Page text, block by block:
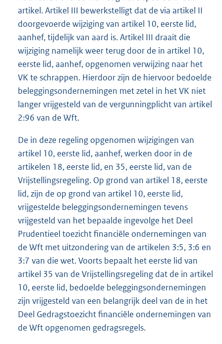
artikel. Artikel III bewerkstelligt dat de via artikel II
doorgevoerde wijziging van artikel 10, eerste lid,
aanhef, tijdelijk van aard is. Artikel III draait die
wijziging namelijk weer terug door de in artikel 10,
eerste lid, aanhef, opgenomen verwijzing naar het
VK te schrappen. Hierdoor zijn de hiervoor bedoelde
beleggingsondernemingen met zetel in het VK niet
langer vrijgesteld van de vergunningplicht van artikel
2:96 van de Wft.
De in deze regeling opgenomen wijzigingen van
artikel 10, eerste lid, aanhef, werken door in de
artikelen 18, eerste lid, en 35, eerste lid, van de
Vrijstellingsregeling. Op grond van artikel 18, eerste
lid, zijn de op grond van artikel 10, eerste lid,
vrijgestelde beleggingsondernemingen tevens
vrijgesteld van het bepaalde ingevolge het Deel
Prudentieel toezicht financiële ondernemingen van
de Wft met uitzondering van de artikelen 3:5, 3:6 en
3:7 van die wet. Voorts bepaalt het eerste lid van
artikel 35 van de Vrijstellingsregeling dat de in artikel
10, eerste lid, bedoelde beleggingsondernemingen
zijn vrijgesteld van een belangrijk deel van de in het
Deel Gedragstoezicht financiële ondernemingen van
de Wft opgenomen gedragsregels.